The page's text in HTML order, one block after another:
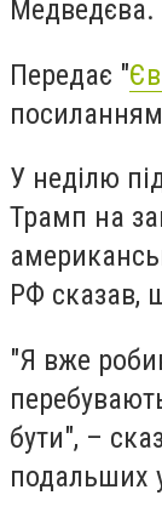
Медведєва.
Передає "
У неділю
Трамп на
РФ сказав,
"Я вже
бути", –
подальших